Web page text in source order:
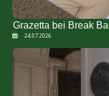
Grazetta bei Break Ball
24.07.2026